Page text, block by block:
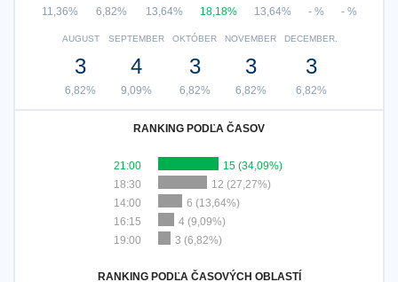
11,36% 6,82% 13,64% 18,18% 13,64% - % - %
AUGUST
3
6,82%
SEPTEMBER
4
9,09%
OKTÓBER
3
6,82%
NOVEMBER
3
6,82%
DECEMBER.
3
6,82%
RANKING PODĽA ČASOV
21:00
15 (34,09%)
18:30
12 (27,27%)
14:00
6 (13,64%)
16:15
4 (9,09%)
19:00
3 (6,82%)
RANKING PODĽA ČASOVÝCH OBLASTÍ